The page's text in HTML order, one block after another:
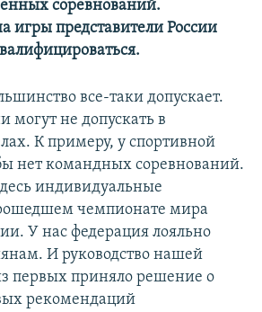
соревнований.
игры представители России
все-таки допускает.
могут не допускать в
К примеру, у спортивной
нет командных соревнований.
индивидуальные
чемпионате мира
У нас федерация лояльно
И руководство нашей
первых приняло решение о
рекомендаций